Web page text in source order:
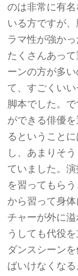
のは非常に有
いる方ですが
ラマ性が強か
たくさんあっ
ーンの方が多
て、すごくい
脚本でした。
ができる俳優
るということ
し、あまりそ
ていました。
を習ってもら
から習って身
チャーが外に
うしても代役
ダンスシーン
ばいけなくな